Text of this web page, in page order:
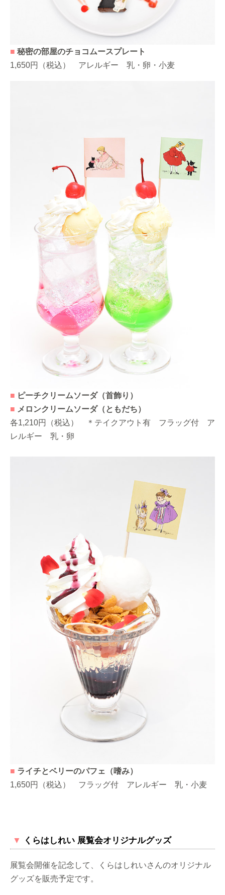
■ 秘密の部屋のチョコムースプレート
1,650円（税込） アレルギー 乳・卵・小麦
■ ピーチクリームソーダ（首飾り）
■ メロンクリームソーダ（ともだち）
各1,210円（税込） ＊テイクアウト有 フラッグ付 ア
レルギー 乳・卵
■ ライチとベリーのパフェ（嗜み）
1,650円（税込） フラッグ付 アレルギー 乳・小麦
▼ くらはしれい 展覧会オリジナルグッズ
展覧会開催を記念して、くらはしれいさんのオリジナル
グッズを販売予定です。